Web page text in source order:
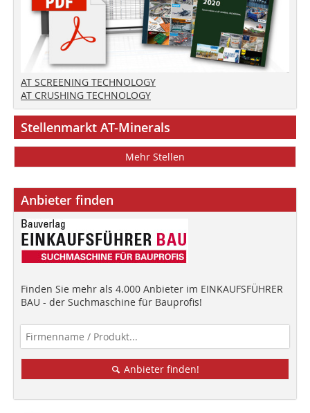
AT SCREENING TECHNOLOGY
AT CRUSHING TECHNOLOGY
Stellenmarkt AT-Minerals
Mehr Stellen
Anbieter finden
Finden Sie mehr als 4.000 Anbieter im EINKAUFSFÜHRER
BAU - der Suchmaschine für Bauprofis!
Anbieter finden!